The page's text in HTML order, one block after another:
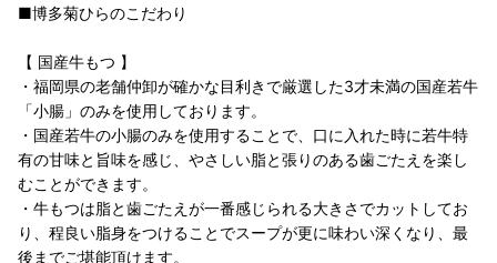
■博多菊ひらのこだわり
【 国産牛もつ 】
・福岡県の老舗仲卸が確かな目利きで厳選した3才未満の国産若牛
「小腸」のみを使用しております。
・国産若牛の小腸のみを使用することで、口に入れた時に若牛特
有の甘味と旨味を感じ、やさしい脂と張りのある歯ごたえを楽し
むことができます。
・牛もつは脂と歯ごたえが一番感じられる大きさでカットしてお
り、程良い脂身をつけることでスープが更に味わい深くなり、最
後までご堪能頂けます。